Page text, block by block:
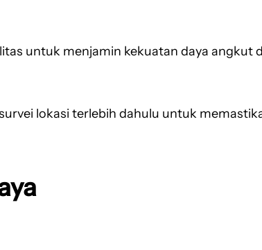
untuk menjamin kekuatan daya angkut
lokasi terlebih dahulu untuk